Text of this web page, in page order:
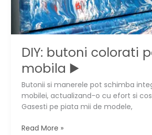
DIY: butoni colorati
mobila ▶️
Butonii si manerele pot schimba
mobilei, actualizand-o cu efort si
Gasesti pe piata mii de modele,
DIY:
Read More »